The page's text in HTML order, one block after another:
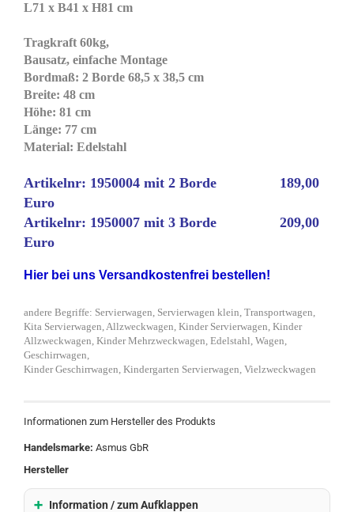
L71 x B41 x H81 cm
Tragkraft 60kg,
Bausatz, einfache Montage
Bordmaß: 2 Borde 68,5 x 38,5 cm
Breite: 48 cm
Höhe: 81 cm
Länge: 77 cm
Material: Edelstahl
Artikelnr: 1950004 mit 2 Borde 189,00
Euro
Artikelnr: 1950007 mit 3 Borde 209,00
Euro
Hier bei uns Versandkostenfrei bestellen!
andere Begriffe: Servierwagen, Servierwagen klein, Transportwagen,
Kita Servierwagen, Allzweckwagen, Kinder Servierwagen, Kinder
Allzweckwagen, Kinder Mehrzweckwagen, Edelstahl, Wagen,
Geschirrwagen,
Kinder Geschirrwagen, Kindergarten Servierwagen, Vielzweckwagen
Informationen zum Hersteller des Produkts
Handelsmarke: Asmus GbR
Hersteller
Information / zum Aufklappen